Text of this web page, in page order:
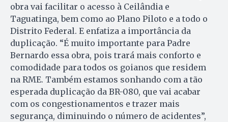
obra vai facilitar o acesso à Ceilândia e
Taguatinga, bem como ao Plano Piloto e a todo o
Distrito Federal. E enfatiza a importância da
duplicação. “É muito importante para Padre
Bernardo essa obra, pois trará mais conforto e
comodidade para todos os goianos que residem
na RME. Também estamos sonhando com a tão
esperada duplicação da BR-080, que vai acabar
com os congestionamentos e trazer mais
segurança, diminuindo o número de acidentes”,